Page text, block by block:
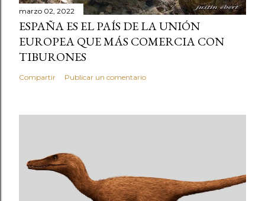
marzo 02, 2022
ESPAÑA ES EL PAÍS DE LA UNIÓN
EUROPEA QUE MÁS COMERCIA CON
TIBURONES
Compartir Publicar un comentario